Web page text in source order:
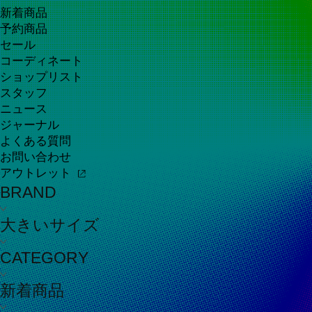
新着商品
予約商品
セール
コーディネート
ショップリスト
スタッフ
ニュース
ジャーナル
よくある質問
お問い合わせ
アウトレット
BRAND
大きいサイズ
CATEGORY
新着商品